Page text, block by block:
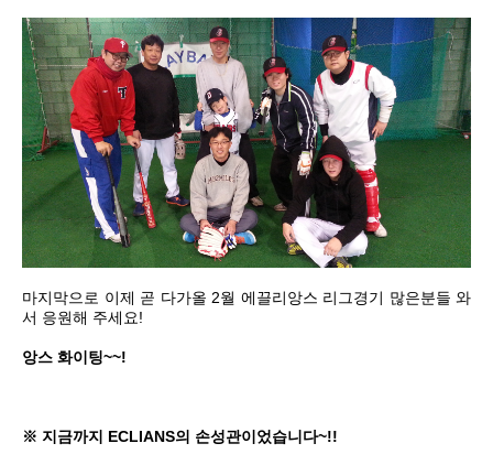
마지막으로 이제 곧 다가올 2월 에끌리앙스 리그경기 많은분들 와
서 응원해 주세요!
앙스 화이팅~~!
※ 지금까지 ECLIANS의 손성관이었습니다~!!